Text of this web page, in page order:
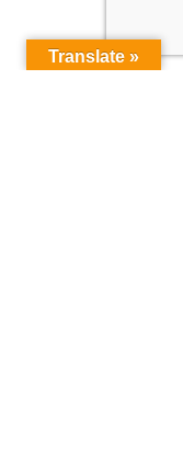
Translate »